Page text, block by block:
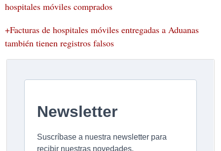
hospitales móviles comprados
+Facturas de hospitales móviles entregadas a Aduanas
también tienen registros falsos